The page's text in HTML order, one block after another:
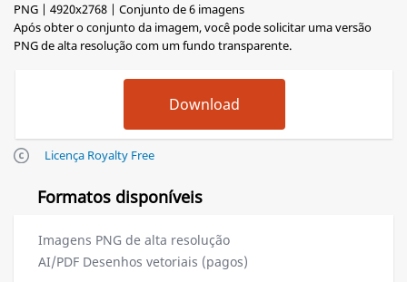
PNG | 4920x2768 | Conjunto de 6 imagens
Após obter o conjunto da imagem, você pode solicitar uma versão
PNG de alta resolução com um fundo transparente.
Licença Royalty Free
Formatos disponíveis
Imagens PNG de alta resolução
AI/PDF Desenhos vetoriais (pagos)